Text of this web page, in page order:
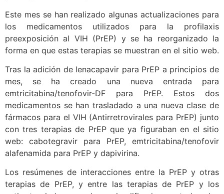
Este mes se han realizado algunas actualizaciones para
los medicamentos utilizados para la profilaxis
preexposición al VIH (PrEP) y se ha reorganizado la
forma en que estas terapias se muestran en el sitio web.
Tras la adición de lenacapavir para PrEP a principios de
mes, se ha creado una nueva entrada para
emtricitabina/tenofovir-DF para PrEP. Estos dos
medicamentos se han trasladado a una nueva clase de
fármacos para el VIH (Antirretrovirales para PrEP) junto
con tres terapias de PrEP que ya figuraban en el sitio
web: cabotegravir para PrEP, emtricitabina/tenofovir
alafenamida para PrEP y dapivirina.
Los resúmenes de interacciones entre la PrEP y otras
terapias de PrEP, y entre las terapias de PrEP y los